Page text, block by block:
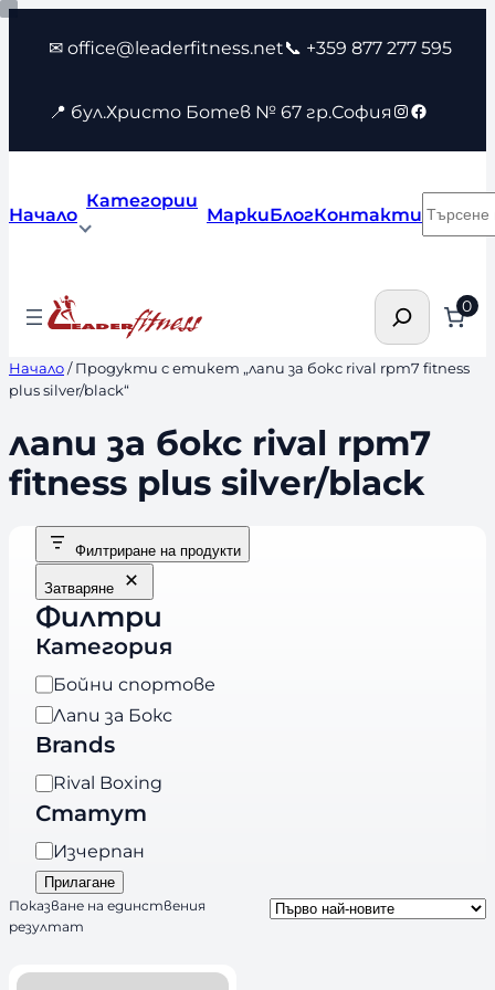
Към
съдържанието
✉ office@leaderfitness.net📞 +359 877 277 595
📍 бул.Христо Ботев № 67 гр.София Instagram
Facebook
Начало
Категории
МаркиБлогКонтакти
Търсене 0
Начало/ Продукти с етикет „лапи за бокс rival rpm7 fitness
plus silver/black“
лапи за бокс rival rpm7
fitness plus silver/black
Филтриране на продукти
Затваряне
Филтри
Категория
К
а
т
г
о
р
и
я
Бойни спортове
Лапи за Бокс
Brands
B
r
a
n
d
s
Rival Boxing
Статут
Н
а
л
и
Изчерпан
Прилагане
Показване на единствения
резултат